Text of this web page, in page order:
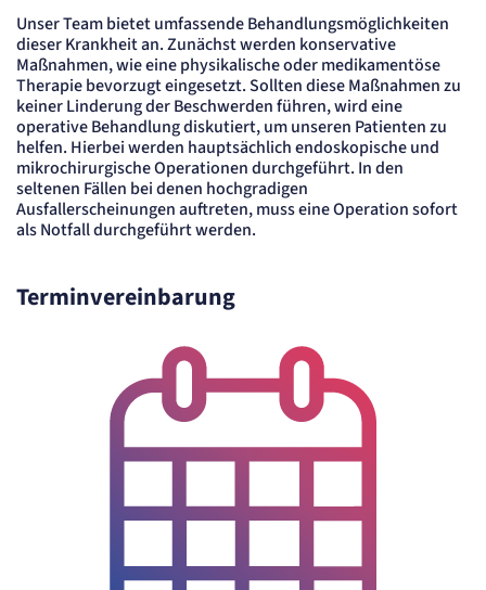
Unser Team bietet umfassende Behandlungsmöglichkeiten
dieser Krankheit an. Zunächst werden konservative
Maßnahmen, wie eine physikalische oder medikamentöse
Therapie bevorzugt eingesetzt. Sollten diese Maßnahmen zu
keiner Linderung der Beschwerden führen, wird eine
operative Behandlung diskutiert, um unseren Patienten zu
helfen. Hierbei werden hauptsächlich endoskopische und
mikrochirurgische Operationen durchgeführt. In den
seltenen Fällen bei denen hochgradigen
Ausfallerscheinungen auftreten, muss eine Operation sofort
als Notfall durchgeführt werden.
Terminvereinbarung
Website nutzen.
Matelso Telefontracking
Name:
mat_tel
Anbieter:
matelso GmbH
Zweck:
Speichert die User-ID. Hierdurch wird festgelegt, welche Rufnummer(n) der Nutzer
angezeigt bekommt.
Cookie Laufzeit:
Matelso Telefontracking
Cookie Laufzeit:
etracker Analytics